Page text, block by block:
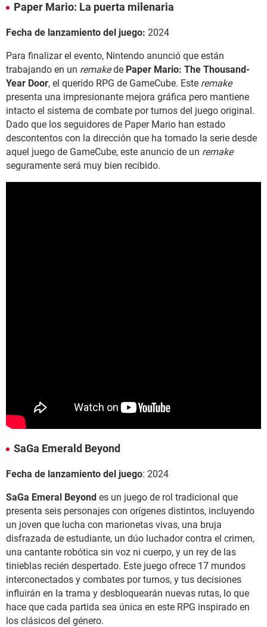
Paper Mario: La puerta milenaria
Fecha de lanzamiento del juego: 2024
Para finalizar el evento, Nintendo anunció que están
trabajando en un remakede Paper Mario: The Thousand-
Year Door, el querido RPG de GameCube. Este remake
presenta una impresionante mejora gráfica pero mantiene
intacto el sistema de combate por turnos del juego original.
Dado que los seguidores de Paper Mario han estado
descontentos con la dirección que ha tomado la serie desde
aquel juego de GameCube, este anuncio de un remake
seguramente será muy bien recibido.
SaGa Emerald Beyond
Fecha de lanzamiento del juego: 2024
SaGa Emeral Beyond es un juego de rol tradicional que
presenta seis personajes con orígenes distintos, incluyendo
un joven que lucha con marionetas vivas, una bruja
disfrazada de estudiante, un dúo luchador contra el crimen,
una cantante robótica sin voz ni cuerpo, y un rey de las
tinieblas recién despertado. Este juego ofrece 17 mundos
interconectados y combates por turnos, y tus decisiones
influirán en la trama y desbloquearán nuevas rutas, lo que
hace que cada partida sea única en este RPG inspirado en
los clásicos del género.